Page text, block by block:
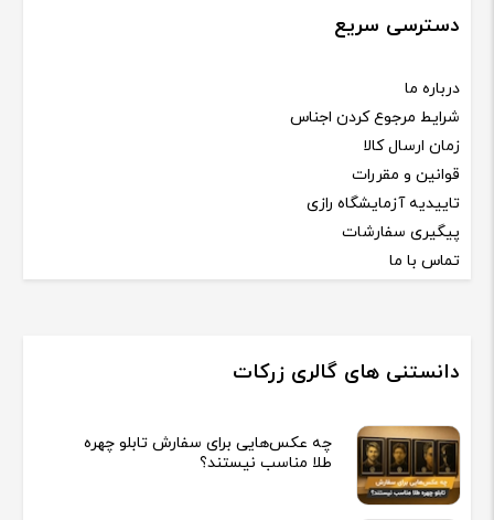
دسترسی سریع
درباره ما
شرایط مرجوع کردن اجناس
زمان ارسال کالا
قوانین و مقررات
تاییدیه آزمایشگاه رازی
پیگیری سفارشات
تماس با ما
دانستنی های گالری زرکات
چه عکس‌هایی برای سفارش تابلو چهره
طلا مناسب نیستند؟